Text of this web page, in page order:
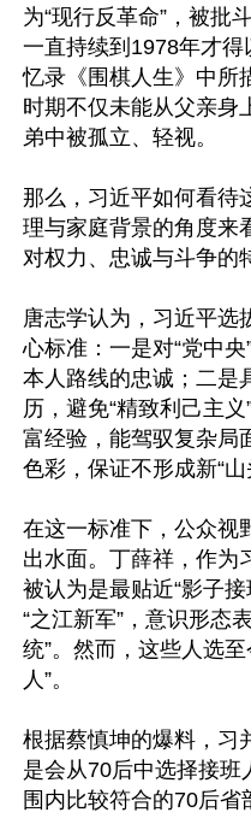
为“现行反革命”，被批
一直持续到1978年才
忆录《围棋人生》中所
时期不仅未能从父亲身
弟中被孤立、轻视。
那么，习近平如何看待
理与家庭背景的角度来
对权力、忠诚与斗争的
唐志学认为，习近平选
心标准：一是对“党中
本人路线的忠诚；二是
历，避免“精致利己主
富经验，能驾驭复杂局
色彩，保证不形成新“山
在这一标准下，公众视
出水面。丁薛祥，作为
被认为是最贴近“影子
“之江新军”，意识形态
统”。然而，这些人选
人”。
根据蔡慎坤的爆料，习
是会从70后中选择接
围内比较符合的70后省